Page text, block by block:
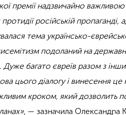
премії надзвичайно
російській
тема українсько-
подоланий на
багато євреїв разом з
цього діалогу і винесення це
кроком, який дозволить
, — зазначила Олександра